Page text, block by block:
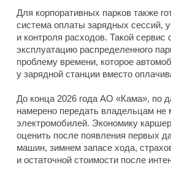
Для корпоративных парков также
система оплаты зарядных сессий,
и контроля расходов. Такой сервис
эксплуатацию распределенного
проблему времени, которое
у зарядной станции вместо
До конца 2026 года АО «Кама», по
намерено передать владельцам не
электромобилей. Экономику
оценить после появления первых
машин, зимнем запасе хода,
и остаточной стоимости после